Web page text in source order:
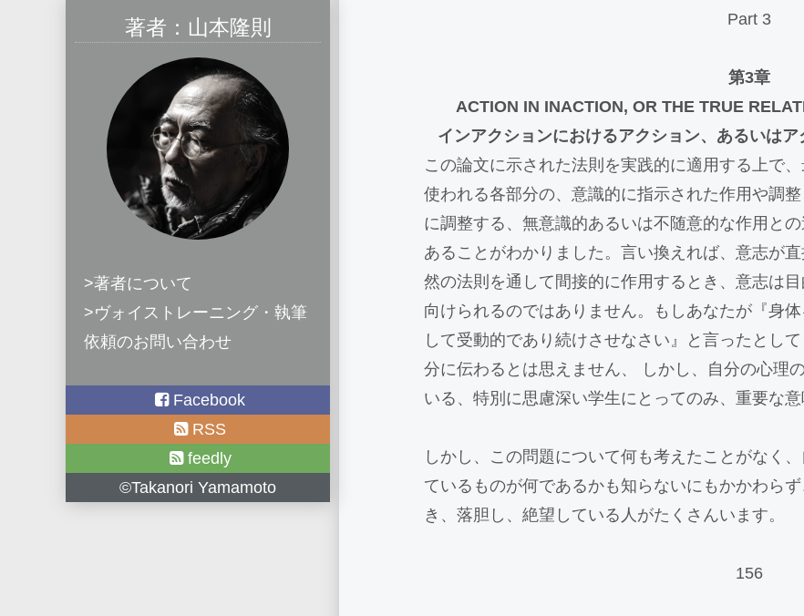
Part 3
第3章
ACTION IN INACTION, OR THE TRUE
インアクションにおけるアクション、あるいは
この論文に示された法則を実践的に適用する上で
使われる各部分の、意識的に指示された作用や調
に調整する、無意識的あるいは不随意的な作用と
あることがわかりました。言い換えれば、意志が
然の法則を通して間接的に作用するとき、意志は
向けられるのではありません。もしあなたが『身
して受動的であり続けさせなさい』と言ったとし
分に伝わるとは思えません、 しかし、自分の心理
いる、特別に思慮深い学生にとってのみ、重要な
しかし、この問題について何も考えたことがなく
ているものが何であるかも知らないにもかかわら
き、落胆し、絶望している人がたくさんいます。
156
著者：山本隆則
>著者について
>ヴォイストレーニング・執筆
依頼のお問い合わせ
Facebook
RSS
feedly
©Takanori Yamamoto